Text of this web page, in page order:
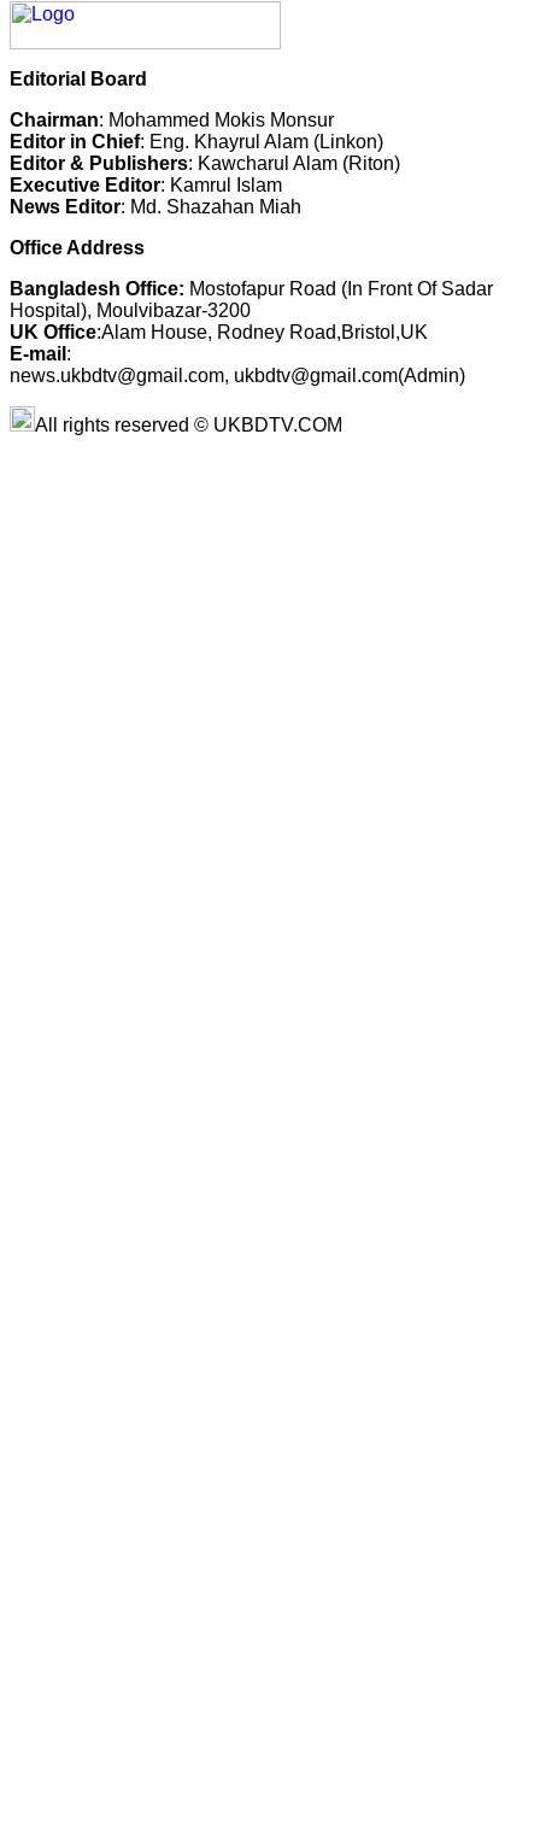
Editorial Board
Chairman: Mohammed Mokis Monsur
Editor in Chief: Eng. Khayrul Alam (Linkon)
Editor & Publishers: Kawcharul Alam (Riton)
Executive Editor: Kamrul Islam
News Editor: Md. Shazahan Miah
Office Address
Bangladesh Office: Mostofapur Road (In Front Of Sadar
Hospital), Moulvibazar-3200
UK Office:Alam House, Rodney Road,Bristol,UK
E-mail :
news.ukbdtv@gmail.com, ukbdtv@gmail.com(Admin)
All rights reserved © UKBDTV.COM